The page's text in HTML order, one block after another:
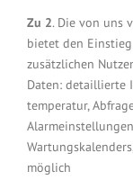
Zu 2. Die von uns
bietet den
zusätzlichen
Daten: detaillierte
temperatur,
möglich